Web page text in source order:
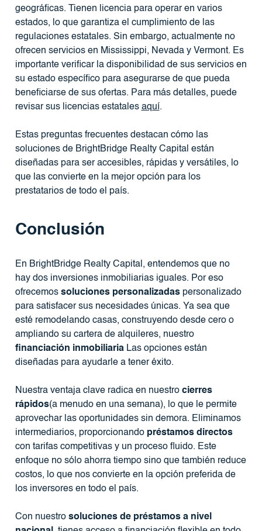
geográficas. Tienen licencia para operar en varios
estados, lo que garantiza el cumplimiento de las
regulaciones estatales. Sin embargo, actualmente no
ofrecen servicios en Mississippi, Nevada y Vermont. Es
importante verificar la disponibilidad de sus servicios en
su estado específico para asegurarse de que pueda
beneficiarse de sus ofertas. Para más detalles, puede
revisar sus licencias estatales aquí.
Estas preguntas frecuentes destacan cómo las
soluciones de BrightBridge Realty Capital están
diseñadas para ser accesibles, rápidas y versátiles, lo
que las convierte en la mejor opción para los
prestatarios de todo el país.
Conclusión
En BrightBridge Realty Capital, entendemos que no
hay dos inversiones inmobiliarias iguales. Por eso
ofrecemos soluciones personalizadaspersonalizado
para satisfacer sus necesidades únicas. Ya sea que
esté remodelando casas, construyendo desde cero o
ampliando su cartera de alquileres, nuestro
financiación inmobiliariaLas opciones están
diseñadas para ayudarle a tener éxito.
Nuestra ventaja clave radica en nuestro cierres
rápidos(a menudo en una semana), lo que le permite
aprovechar las oportunidades sin demora. Eliminamos
intermediarios, proporcionando préstamos directos
con tarifas competitivas y un proceso fluido. Este
enfoque no sólo ahorra tiempo sino que también reduce
costos, lo que nos convierte en la opción preferida de
los inversores en todo el país.
Con nuestro soluciones de préstamos a nivel